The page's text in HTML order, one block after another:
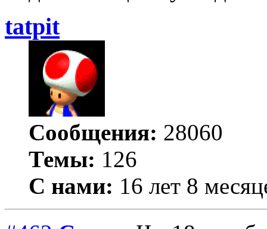
tatpit
Сообщения: 28060
Темы: 126
С нами: 16 лет 8